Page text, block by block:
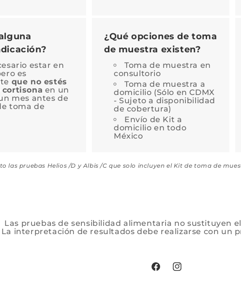
estar en
es
que no estés
en un
mes antes de
toma de
¿Qué opciones de toma
de muestra existen?
Toma de muestra en
consultorio
Toma de muestra a
domicilio (Sólo en CDMX
- Sujeto a disponibilidad
de cobertura)
Envío de Kit a
domicilio en todo
México
las pruebas Helios /D y Albis /C que solo incluyen el Kit de toma de
Las pruebas de sensibilidad alimentaria no sustituyen
La interpretación de resultados debe realizarse con un
FacebookInstagram